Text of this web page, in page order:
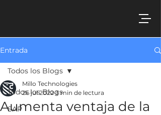
Entrada
Todos los Blogs
SAP
Todos los Blogs
Aumenta ventaja de la
Millo Technologies
26 jul 2022 3 min de lectura